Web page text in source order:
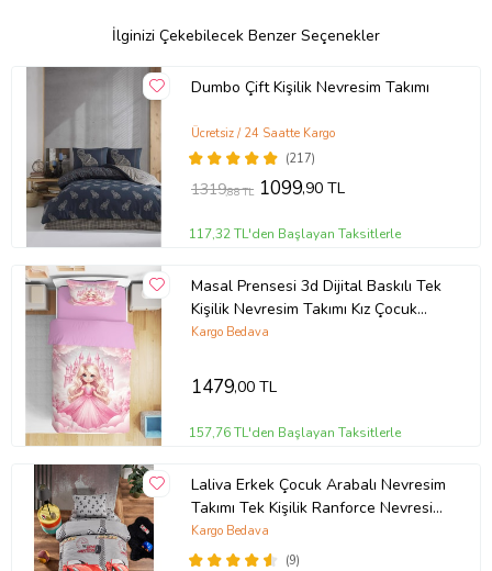
standartlarındaki kalitemiz ile Türkiye e-ticaret pazarına da aynı
yüksek kaliteyi sunan ilk ve tek yerli üretici firma ; Dijital Baskı
Teknolojisi İle Yenilikçi Tasarımlar ;
Ürün Kodu:
kcm84398493
İlginizi Çekebilecek Benzer Seçenekler
Dumbo Çift Kişilik Nevresim Takımı
(217)
Ücretsiz / 24 Saatte Kargo
1319,88 TL 1099,90 TL
117,32 TL'den Başlayan Taksitlerle
Masal Prensesi 3d Dijital Baskılı Tek
Kişilik Nevresim Takımı Kız Çocuk
Genç Odası (Pudra Pembe)
Kargo Bedava
1479,00 TL
157,76 TL'den Başlayan Taksitlerle
Laliva Erkek Çocuk Arabalı Nevresim
Takımı Tek Kişilik Ranforce Nevresim
Takımı
(9)
Kargo Bedava